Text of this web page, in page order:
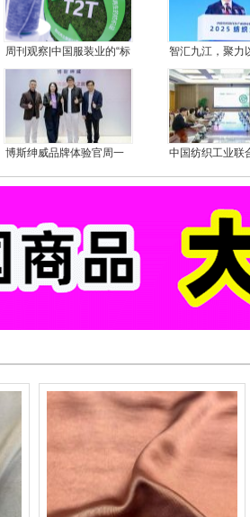
周刊观察|中国服装业的“标
签革命”与全球标准突围
智汇九江，聚力
2025纺织大会
代化建设新路径
博斯绅威品牌体验官周一
中国纺织工业联
团调研